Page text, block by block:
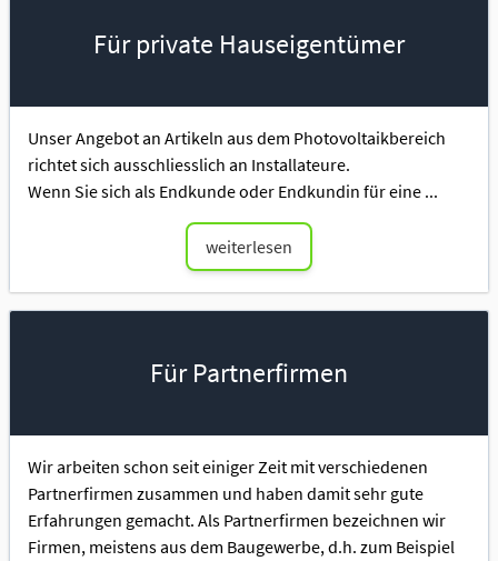
Für private Hauseigentümer
Unser Angebot an Artikeln aus dem Photovoltaikbereich
richtet sich ausschliesslich an Installateure.
Wenn Sie sich als Endkunde oder Endkundin für eine ...
weiterlesen
Für Partnerfirmen
Wir arbeiten schon seit einiger Zeit mit verschiedenen
Partnerfirmen zusammen und haben damit sehr gute
Erfahrungen gemacht. Als Partnerfirmen bezeichnen wir
Firmen, meistens aus dem Baugewerbe, d.h. zum Beispiel